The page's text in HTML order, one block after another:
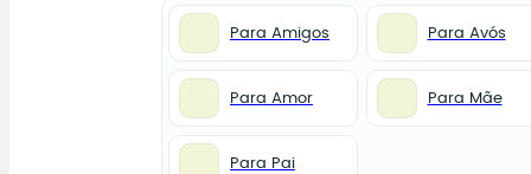
Para Amigos Para Avós
Para Amor Para Mãe
Para Pai